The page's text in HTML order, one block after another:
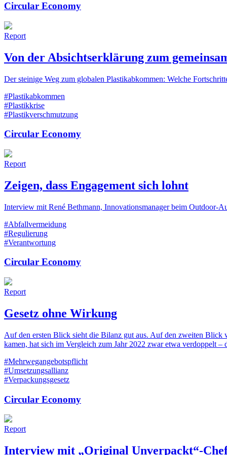
Circular Economy
Report
Von der Absichtserklärung zum
Der steinige Weg zum globalen Plastikabkommen: Welche
#Plastikabkommen
#Plastikkrise
#Plastikverschmutzung
Circular Economy
Report
Zeigen, dass Engagement sich lohnt
Interview mit René Bethmann, Innovationsmanager beim
#Abfallvermeidung
#Regulierung
#Verantwortung
Circular Economy
Report
Gesetz ohne Wirkung
Auf den ersten Blick sieht die Bilanz gut aus. Auf den zweiten Blick
kamen, hat sich im Vergleich zum Jahr 2022 zwar etwa verdoppelt
#Mehrwegangebotspflicht
#Umsetzungsallianz
#Verpackungsgesetz
Circular Economy
Report
Interview mit „Original Unverpackt“-